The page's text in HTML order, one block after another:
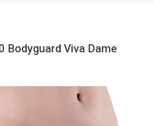
Bodyguard Viva Dame